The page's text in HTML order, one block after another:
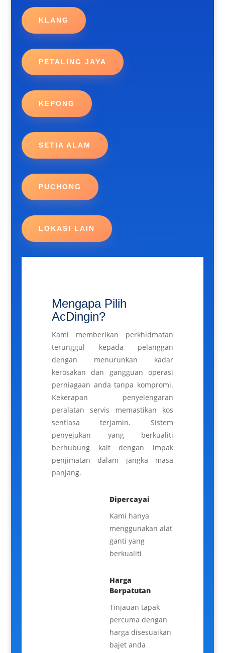
KLANG
PETALING JAYA
KEPONG
SETIA ALAM
PUCHONG
LOKASI LAIN
Mengapa Pilih
AcDingin?
Kami memberikan perkhidmatan
terunggul kepada pelanggan
dengan menurunkan kadar
kerosakan dan gangguan operasi
perniagaan anda tanpa kompromi.
Kekerapan penyelengaran
peralatan servis memastikan kos
sentiasa terjamin. Sistem
penyejukan yang berkualiti
berhubung kait dengan impak
penjimatan dalam jangka masa
panjang.
Dipercayai
Kami hanya
menggunakan alat
ganti yang
berkualiti
Harga
Berpatutan
Tinjauan tapak
percuma dengan
harga disesuaikan
bajet anda